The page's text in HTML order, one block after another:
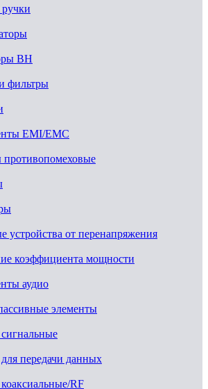
ВН
фильтры
EMI/EMC
устройства от перенапряжения
коэффициента мощности
аудио
элементы
передачи данных
RF